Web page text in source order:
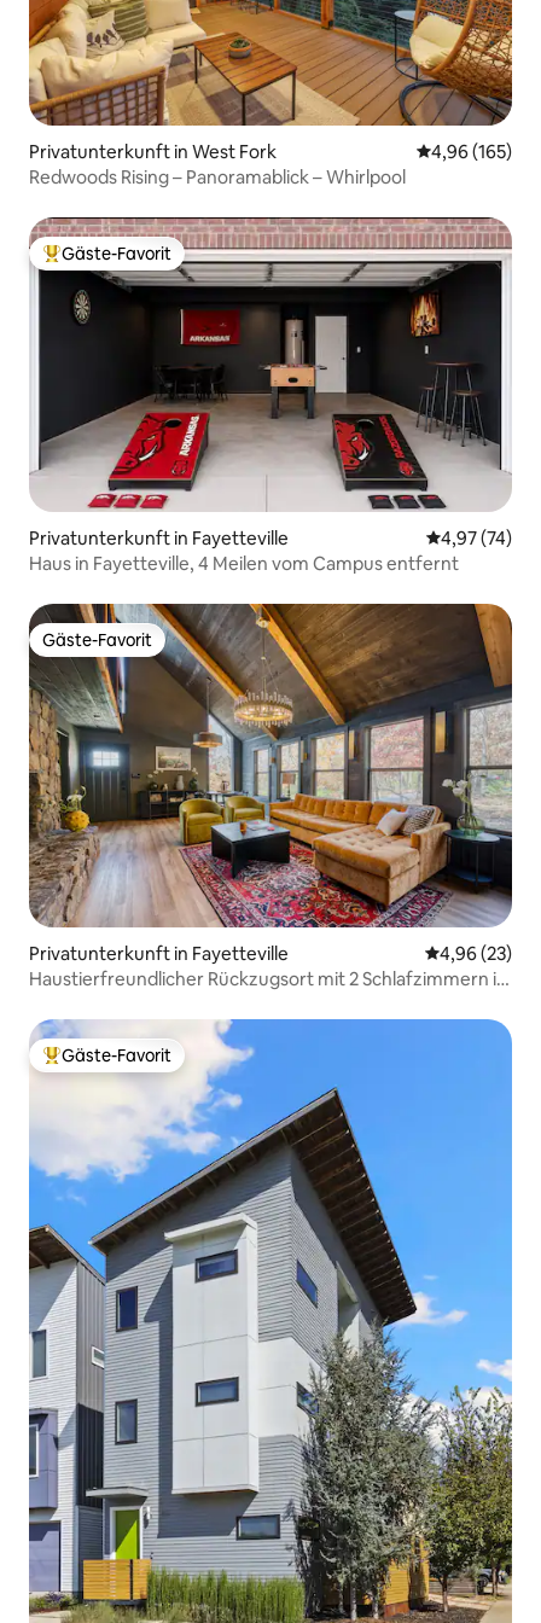
Privatunterkunft in West Fork
4,96 (165)
Redwoods Rising – Panoramablick – Whirlpool
Beliebter Gäste-Favorit.
Gäste-Favorit
Privatunterkunft in Fayetteville
4,97 (74)
Haus in Fayetteville, 4 Meilen vom Campus entfernt
Gäste-Favorit
Gäste-Favorit
Privatunterkunft in Fayetteville
4,96 (23)
Haustierfreundlicher Rückzugsort mit 2 Schlafzimmern in
Beliebter Gäste-Favorit.
Gäste-Favorit